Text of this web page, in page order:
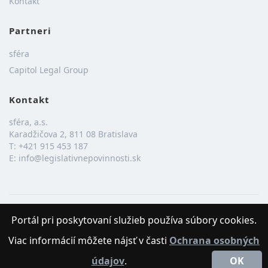
Partneri
sféra
Capitol Legal Group
Kontakt
sféra, a.s.
Karadžičova 2, 811 08 Bratislava
T: +421 915 453 187
E: info@legislativnepovinnosti.sk
2026 © sféra, a.s.
Portál pri poskytovaní služieb používa súbory cookies.
Viac informácií môžete nájsť v časti Ochrana osobných
údajov. OK